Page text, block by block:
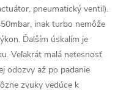
pneumatický ventil).
inak turbo nemôže
Ďalším úskalím je
Veľakrát malá netesnosť
odozvy až po padanie
zvuky vedúce k